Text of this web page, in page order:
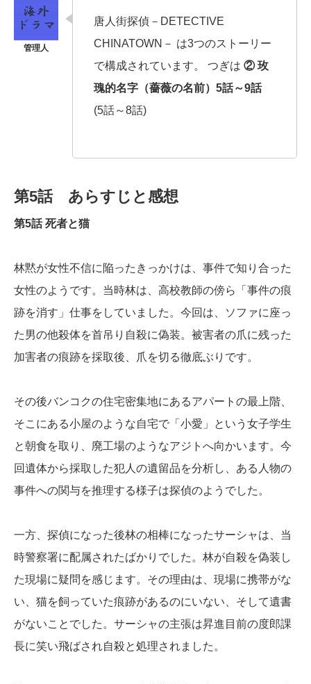
唐人街探偵－DETECTIVE
CHINATOWN－ は3つのストーリー
で構成されています。 つぎは ② 玫
瑰的名字（薔薇の名前）5話～9話
(5話～8話)
第5話 あらすじと感想
第5話 死者と猫
林黙が女性不信に陥ったきっかけは、事件で知り合った
女性のようです。当時林は、高校教師の傍ら「事件の痕
跡を消す」仕事をしていました。今回は、ソファに座っ
た男の他殺体を首吊り自殺に偽装。被害者の爪に残った
加害者の痕跡を採取後、爪を切る徹底ぶりです。
その後バンコクの住宅密集地にあるアパートの最上階、
そこにある小屋のような自宅で「小愛」という女子学生
と朝食を取り、廃工場のようなアジトへ向かいます。今
回遺体から採取した犯人の遺留品を分析し、ある人物の
事件への関与を推理する様子は探偵のようでした。
一方、探偵になった後林の相棒になったサーシャは、当
時警察署に配属されたばかりでした。林が自殺を偽装し
た現場に疑問を感じます。その理由は、現場に携帯がな
い、猫を飼っていた痕跡があるのにいない、そして遺書
がないことでした。サーシャの主張は昇進目前の度郎課
長に笑い飛ばされ自殺と処理されました。